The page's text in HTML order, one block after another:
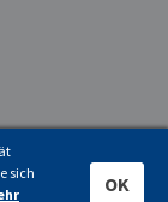
sich
OK